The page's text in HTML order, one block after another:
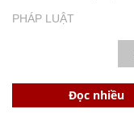
PHÁP LUẬT
Đọc nhiều